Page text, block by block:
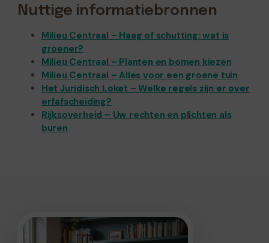
Nuttige informatiebronnen
Milieu Centraal – Haag of schutting: wat is
groener?
Milieu Centraal – Planten en bomen kiezen
Milieu Centraal – Alles voor een groene tuin
Het Juridisch Loket – Welke regels zijn er over
erfafscheiding?
Rijksoverheid – Uw rechten en plichten als
buren